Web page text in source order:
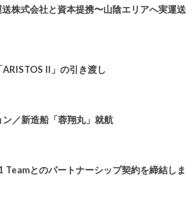
株式会社と資本提携〜山陰エリアへ実運送
II」の引き渡し
／新造船「蓉翔丸」就航
Teamとのパートナーシップ契約を締結しま